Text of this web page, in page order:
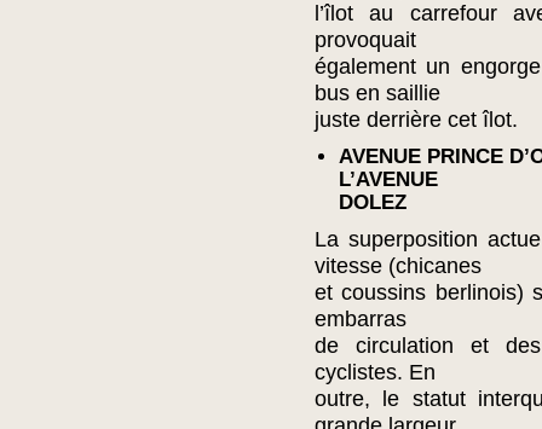
l’îlot au carrefour
provoquait
également un
bus en saillie
juste derrière cet îlot.
AVENUE PRINCE
L’AVENUE
DOLEZ
La superposition
vitesse (chicanes
et coussins berlinois)
embarras
de circulation et
cyclistes. En
outre, le statut